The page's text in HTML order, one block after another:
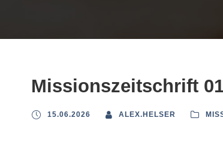
Missionszeitschrift
15.06.2026 ALEX.HELSER